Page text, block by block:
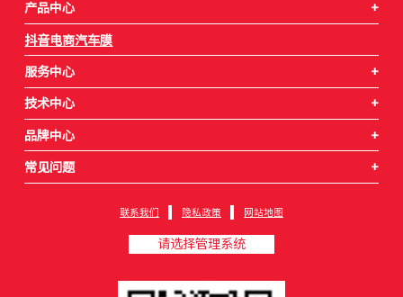
产品中心 +
抖音电商汽车膜
服务中心 +
技术中心 +
品牌中心 +
常见问题 +
联系我们 隐私政策 网站地图
请选择管理系统